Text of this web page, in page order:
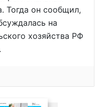
Тогда он сообщил,
на
хозяйства РФ